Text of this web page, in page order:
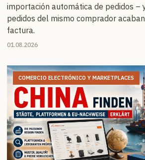
importación automática de pedidos –
pedidos del mismo comprador
factura.
01.08.2026
COMERCIO ELECTRÓNICO Y MARKETPLACES